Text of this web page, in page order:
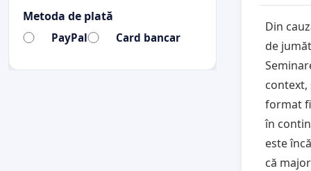
Din
de
context,
format
în
este
că
Metoda de plată
PayPal Card bancar